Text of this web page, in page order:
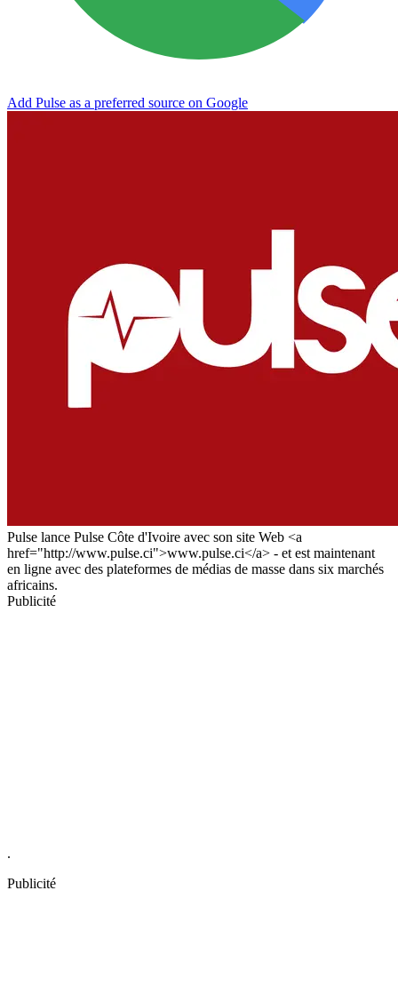
Add Pulse as a preferred source on Google
Pulse lance Pulse Côte d'Ivoire avec son site Web <a
href="http://www.pulse.ci">www.pulse.ci</a> - et est maintenant
en ligne avec des plateformes de médias de masse dans six marchés
africains.
Publicité
.
Publicité